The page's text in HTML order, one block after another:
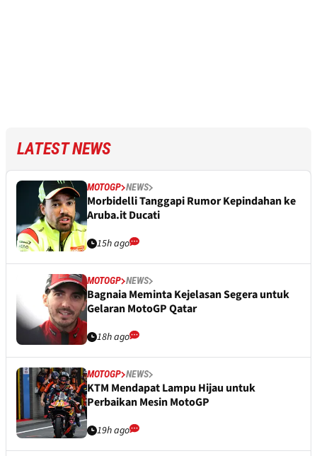
LATEST NEWS
MOTOGP NEWS
Morbidelli Tanggapi Rumor Kepindahan ke
Aruba.it Ducati
15h ago
MOTOGP NEWS
Bagnaia Meminta Kejelasan Segera untuk
Gelaran MotoGP Qatar
18h ago
MOTOGP NEWS
KTM Mendapat Lampu Hijau untuk
Perbaikan Mesin MotoGP
19h ago